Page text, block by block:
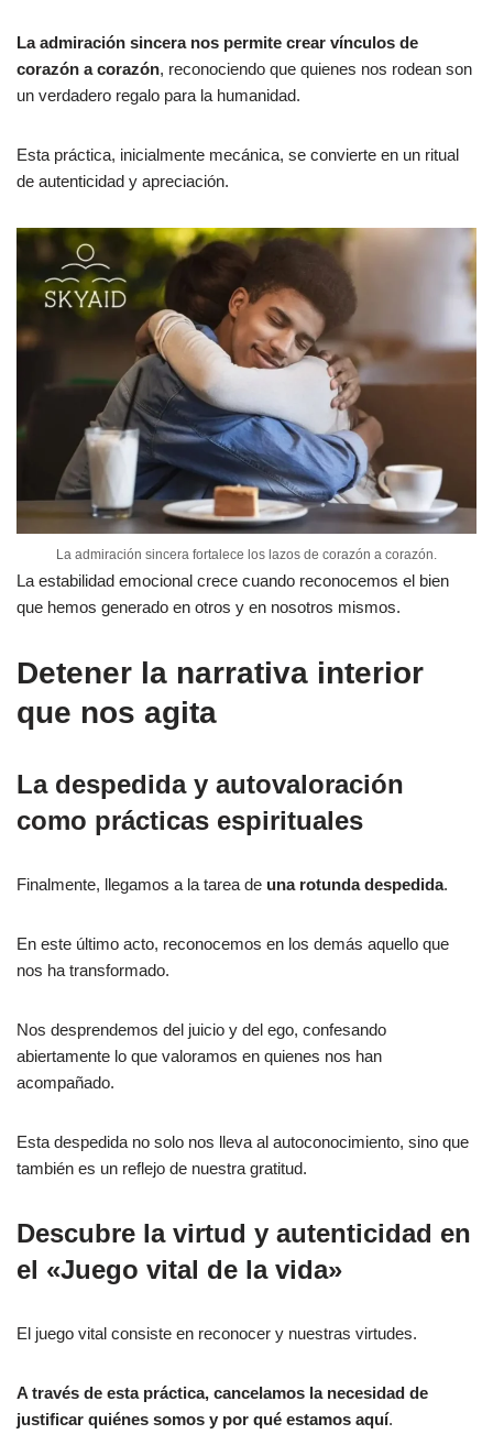
La admiración sincera nos permite crear vínculos de
corazón a corazón, reconociendo que quienes nos rodean son
un verdadero regalo para la humanidad.
Esta práctica, inicialmente mecánica, se convierte en un ritual
de autenticidad y apreciación.
La admiración sincera fortalece los lazos de corazón a corazón.
La estabilidad emocional crece cuando reconocemos el bien
que hemos generado en otros y en nosotros mismos.
Detener la narrativa interior
que nos agita
La despedida y autovaloración
como prácticas espirituales
Finalmente, llegamos a la tarea de una rotunda despedida.
En este último acto, reconocemos en los demás aquello que
nos ha transformado.
Nos desprendemos del juicio y del ego, confesando
abiertamente lo que valoramos en quienes nos han
acompañado.
Esta despedida no solo nos lleva al autoconocimiento, sino que
también es un reflejo de nuestra gratitud.
Descubre la virtud y autenticidad en
el «Juego vital de la vida»
El juego vital consiste en reconocer y nuestras virtudes.
A través de esta práctica, cancelamos la necesidad de
justificar quiénes somos y por qué estamos aquí.